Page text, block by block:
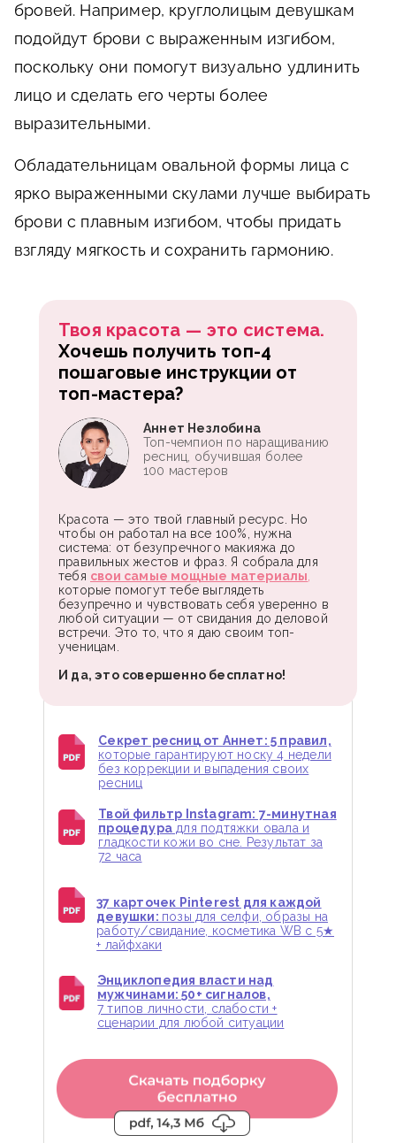
бровей. Например, круглолицым девушкам
подойдут брови с выраженным изгибом,
поскольку они помогут визуально удлинить
лицо и сделать его черты более
выразительными.
Обладательницам овальной формы лица с
ярко выраженными скулами лучше выбирать
брови с плавным изгибом, чтобы придать
взгляду мягкость и сохранить гармонию.
Твоя красота — это система.
Хочешь получить топ-4
пошаговые инструкции от
топ-мастера?
Красота — это твой главный ресурс. Но
чтобы он работал на все 100%, нужна
система: от безупречного макияжа до
правильных жестов и фраз. Я собрала для
тебя свои самые мощные материалы
которые помогут тебе выглядеть
безупречно и чувствовать себя уверенно в
любой ситуации — от свидания до деловой
встречи. Это то, что я даю своим топ-
ученицам.
И да, это совершенно бесплатно!
Аннет Незлобина
Топ-чемпион по наращиванию
ресниц, обучившая более
100 мастеров
Секрет ресниц от Аннет: 5 правил,
которые гарантируют носку 4 недели
без коррекции и выпадения своих
ресниц
Твой фильтр Instagram: 7-минутная
процедурадля подтяжки овала и
гладкости кожи во сне. Результат за
72 часа
37 карточек Pinterest для каждой
девушки: позы для селфи, образы на
работу/свидание, косметика WB с 5★
+ лайфхаки
Энциклопедия власти над
мужчинами: 50+ сигналов,
7 типов личности, слабости +
сценарии для любой ситуации